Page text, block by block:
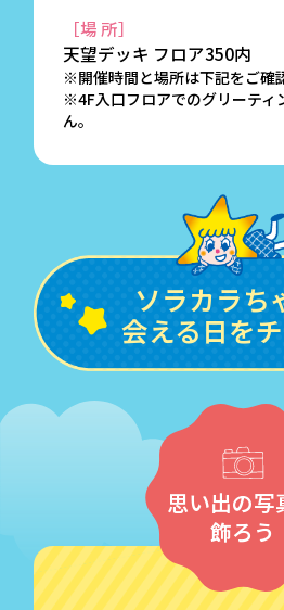
［場 所］
天望デッキ フロア350内
※開催時間と場所は下記をご確
※4F入口フロアでのグリーティ
ん。
ソラカラち
会える日を
思い出の写
飾ろう